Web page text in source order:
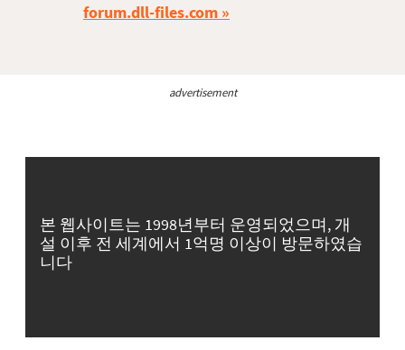
forum.dll-files.com
advertisement
본 웹사이트는 1998년부터 운영되었으며, 개
설 이후 전 세계에서 1억명 이상이 방문하였습
니다